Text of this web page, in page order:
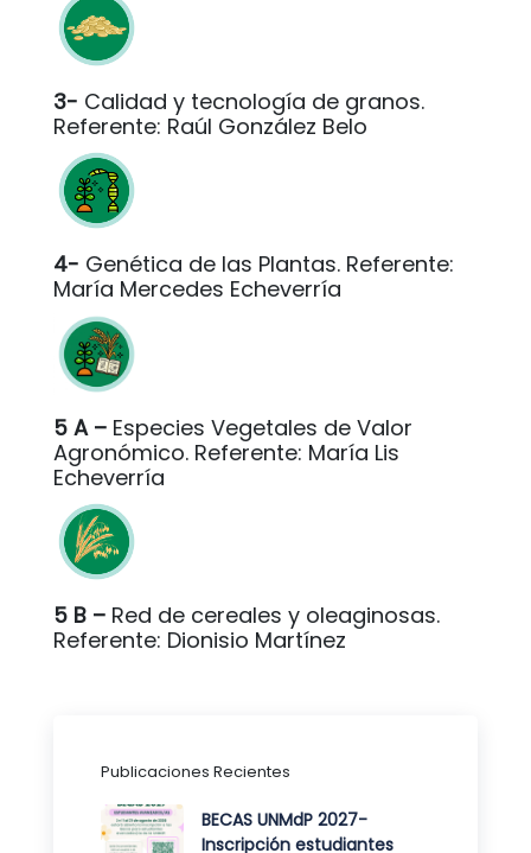
3- Calidad y tecnología de granos.
Referente: Raúl González Belo
4- Genética de las Plantas. Referente:
María Mercedes Echeverría
5 A – Especies Vegetales de Valor
Agronómico. Referente: María Lis
Echeverría
5 B – Red de cereales y oleaginosas.
Referente: Dionisio Martínez
Publicaciones Recientes
BECAS UNMdP 2027-
Inscripción estudiantes